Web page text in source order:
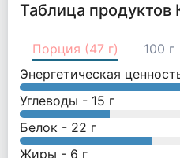
Таблица
Порция (47 г)
100 г
Энергетическая
Углеводы - 15 г
Белок - 22 г
Жиры - 6 г